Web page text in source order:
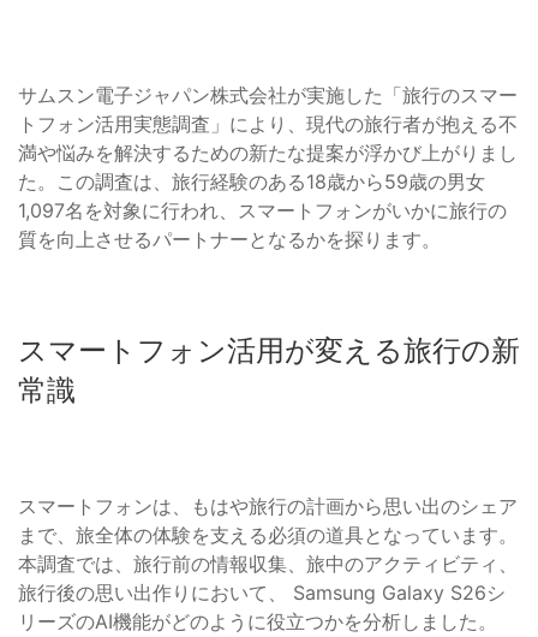
サムスン電子ジャパン株式会社が実施した「旅行のスマー
トフォン活用実態調査」により、現代の旅行者が抱える不
満や悩みを解決するための新たな提案が浮かび上がりまし
た。この調査は、旅行経験のある18歳から59歳の男女
1,097名を対象に行われ、スマートフォンがいかに旅行の
質を向上させるパートナーとなるかを探ります。
スマートフォン活用が変える旅行の新
常識
スマートフォンは、もはや旅行の計画から思い出のシェア
まで、旅全体の体験を支える必須の道具となっています。
本調査では、旅行前の情報収集、旅中のアクティビティ、
旅行後の思い出作りにおいて、 Samsung Galaxy S26シ
リーズのAI機能がどのように役立つかを分析しました。